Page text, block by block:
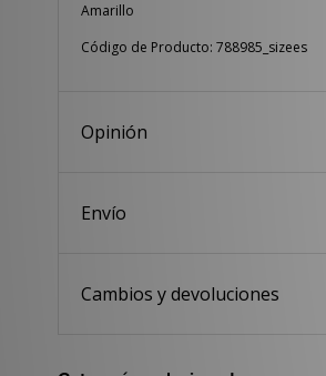
Amarillo
Código de Producto: 788985_sizees
Opinión
Envío
Cambios y devoluciones